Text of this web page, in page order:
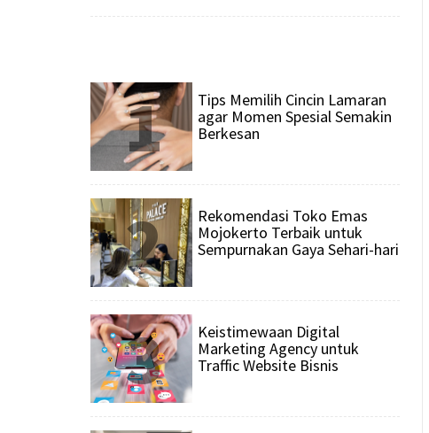
1
Tips Memilih Cincin Lamaran
agar Momen Spesial Semakin
Berkesan
2
Rekomendasi Toko Emas
Mojokerto Terbaik untuk
Sempurnakan Gaya Sehari-hari
3
Keistimewaan Digital
Marketing Agency untuk
Traffic Website Bisnis